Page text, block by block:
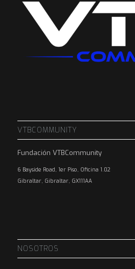
VTBCOMMUNITY
Fundación VTBCommunity
6 Bayside Road, 1er Piso, Oficina 1.02
Gibraltar, Gibraltar, GX111AA
NOSOTROS